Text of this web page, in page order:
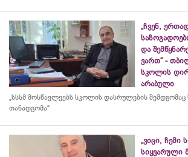
„ჩვენ,
და
ვართ“ -
სკოლის
არაბული
„სსსმ მოსწავლეებს სკოლის დასრულების
თანადგომა“
„ვიცი, ჩემი
სიყვარული